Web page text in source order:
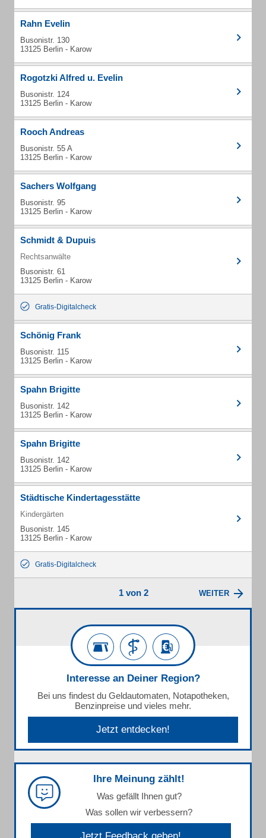
Rahn Evelin
Busonistr. 130
13125 Berlin - Karow
Rogotzki Alfred u. Evelin
Busonistr. 124
13125 Berlin - Karow
Rooch Andreas
Busonistr. 55 A
13125 Berlin - Karow
Sachers Wolfgang
Busonistr. 95
13125 Berlin - Karow
Schmidt & Dupuis
Rechtsanwälte
Busonistr. 61
13125 Berlin - Karow
Gratis-Digitalcheck
Schönig Frank
Busonistr. 115
13125 Berlin - Karow
Spahn Brigitte
Busonistr. 142
13125 Berlin - Karow
Spahn Brigitte
Busonistr. 142
13125 Berlin - Karow
Städtische Kindertagesstätte
Kindergärten
Busonistr. 145
13125 Berlin - Karow
Gratis-Digitalcheck
1 von 2 WEITER
Interesse an Deiner Region?
Bei uns findest du Geldautomaten, Notapotheken,
Benzinpreise und vieles mehr.
Jetzt entdecken!
Ihre Meinung zählt!
Was gefällt Ihnen gut?
Was sollen wir verbessern?